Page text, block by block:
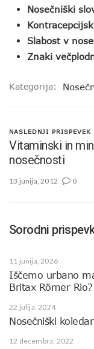
Nosečniški
Slabost v
Znaki
Kategorija:
NASLEDNJI PRISPEVEK
Vitaminski in
nosečnosti
13 junija, 2012 0
Sorodni
11 junija, 2026
Iščemo urbano
Britax Römer Rio?
22 julija, 2024
Nosečniški koledar
12 decembra, 2022